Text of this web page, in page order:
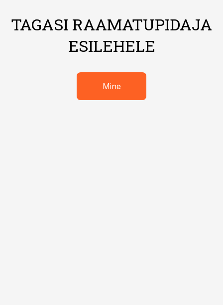
TAGASI RAAMATUPIDAJA
ESILEHELE
Mine